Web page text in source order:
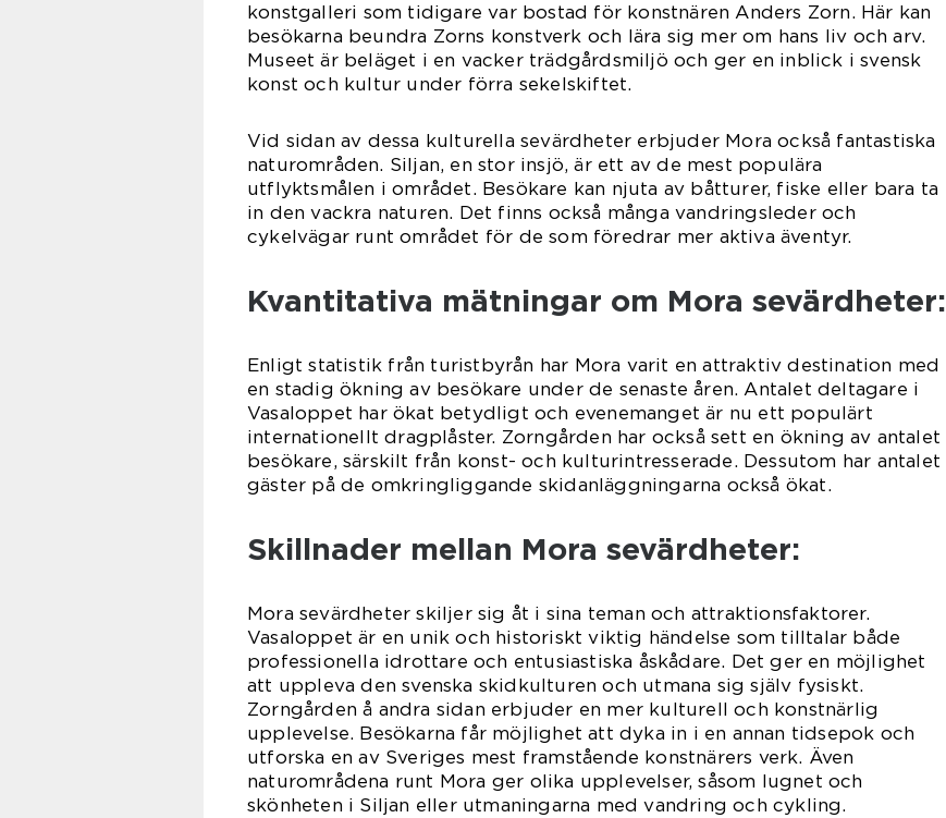
konstgalleri som tidigare var bostad för konstnären Anders Zorn. Här kan
besökarna beundra Zorns konstverk och lära sig mer om hans liv och arv.
Museet är beläget i en vacker trädgårdsmiljö och ger en inblick i svensk
konst och kultur under förra sekelskiftet.
Vid sidan av dessa kulturella sevärdheter erbjuder Mora också fantastiska
naturområden. Siljan, en stor insjö, är ett av de mest populära
utflyktsmålen i området. Besökare kan njuta av båtturer, fiske eller bara ta
in den vackra naturen. Det finns också många vandringsleder och
cykelvägar runt området för de som föredrar mer aktiva äventyr.
Kvantitativa mätningar om Mora sevärdheter:
Enligt statistik från turistbyrån har Mora varit en attraktiv destination med
en stadig ökning av besökare under de senaste åren. Antalet deltagare i
Vasaloppet har ökat betydligt och evenemanget är nu ett populärt
internationellt dragplåster. Zorngården har också sett en ökning av antalet
besökare, särskilt från konst- och kulturintresserade. Dessutom har antalet
gäster på de omkringliggande skidanläggningarna också ökat.
Skillnader mellan Mora sevärdheter:
Mora sevärdheter skiljer sig åt i sina teman och attraktionsfaktorer.
Vasaloppet är en unik och historiskt viktig händelse som tilltalar både
professionella idrottare och entusiastiska åskådare. Det ger en möjlighet
att uppleva den svenska skidkulturen och utmana sig själv fysiskt.
Zorngården å andra sidan erbjuder en mer kulturell och konstnärlig
upplevelse. Besökarna får möjlighet att dyka in i en annan tidsepok och
utforska en av Sveriges mest framstående konstnärers verk. Även
naturområdena runt Mora ger olika upplevelser, såsom lugnet och
skönheten i Siljan eller utmaningarna med vandring och cykling.